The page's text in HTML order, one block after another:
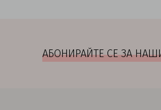
АБОНИРАЙТЕ СЕ ЗА